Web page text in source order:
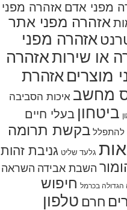
מפני אדם אזהרה מפני
אזהרה מפני אתר
אזהרה מפני
או שירותאזהרה
מוצרים אזהרת
מחשב איכות הסביבה
ביטחון בעלי חיים
בקשת תרומה
גלעד שליט גניבת זהות
השבת אבידה השראה
הגדולה בכרמל חיפוש
חרם טלפון